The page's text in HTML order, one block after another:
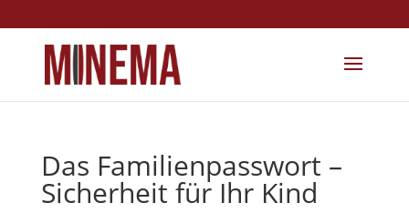
Das Familienpasswort –
Sicherheit für Ihr Kind